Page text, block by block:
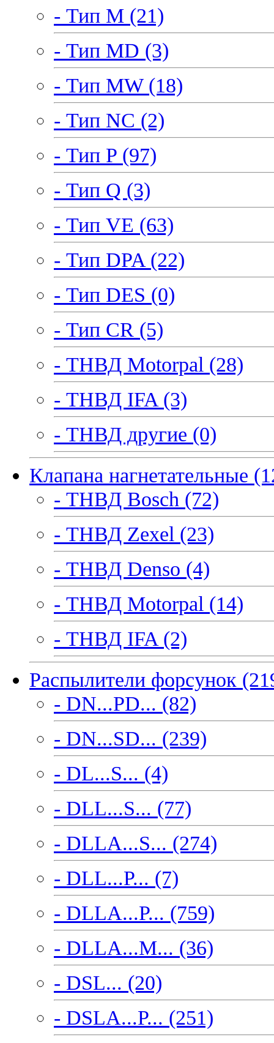
- Тип M (21)
- Тип MD (3)
- Тип MW (18)
- Тип NC (2)
- Тип P (97)
- Тип Q (3)
- Тип VE (63)
- Тип DPA (22)
- Тип DES (0)
- Тип CR (5)
- ТНВД Motorpal (28)
- ТНВД IFA (3)
- ТНВД другие (0)
Клапана нагнетательные
- ТНВД Bosch (72)
- ТНВД Zexel (23)
- ТНВД Denso (4)
- ТНВД Motorpal (14)
- ТНВД IFA (2)
Распылители форсунок
- DN...PD... (82)
- DN...SD... (239)
- DL...S... (4)
- DLL...S... (77)
- DLLA...S... (274)
- DLL...P... (7)
- DLLA...P... (759)
- DLLA...M... (36)
- DSL... (20)
- DSLA...P... (251)